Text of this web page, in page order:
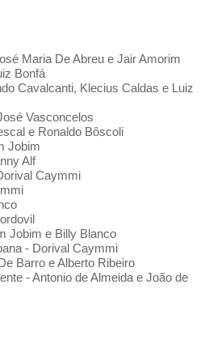
Maria De Abreu e Jair Amorim
Bonfá
Cavalcanti, Klecius Caldas e Luiz
Vasconcelos
e Ronaldo Bôscoli
Jobim
Alf
Caymmi
Jobim e Billy Blanco
- Dorival Caymmi
Barro e Alberto Ribeiro
- Antonio de Almeida e João de